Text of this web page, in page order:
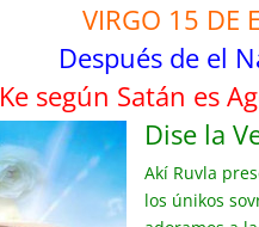
VIRGO 15 DE
Después de el
Ke según Satán es
Dise la
Akí Ruvla
los únikos